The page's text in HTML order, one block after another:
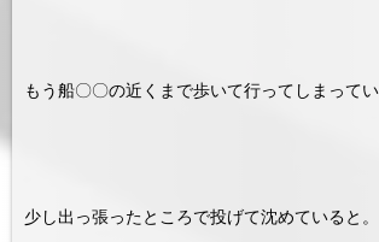
もう船〇〇の近くまで歩いて行ってしまってい
少し出っ張ったところで投げて沈めていると。